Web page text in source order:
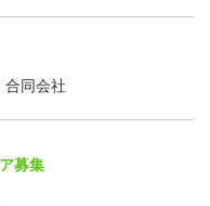
合同会社
募集